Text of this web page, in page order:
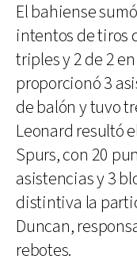
El bahiense
intentos de tiros
triples y 2 de 2
proporcionó 3
de balón y tuvo
Leonard resultó
Spurs, con 20
asistencias y 3
distintiva la
Duncan,
rebotes.